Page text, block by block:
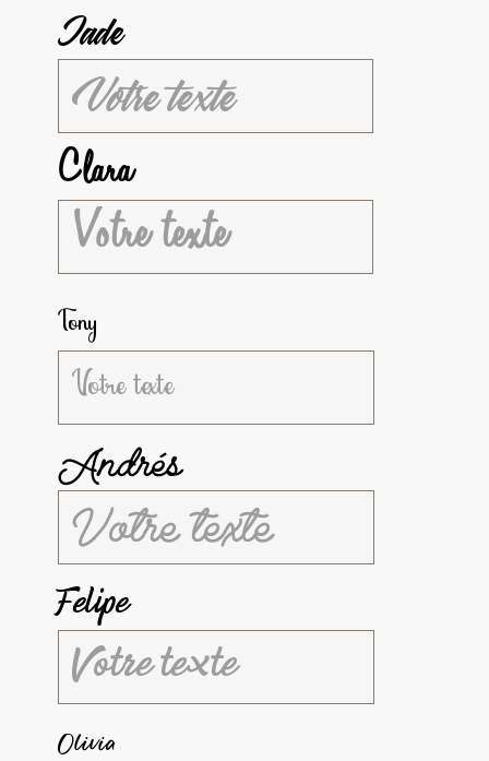
Jade
Clara
Tony
Andrés
Felipe
Olivia